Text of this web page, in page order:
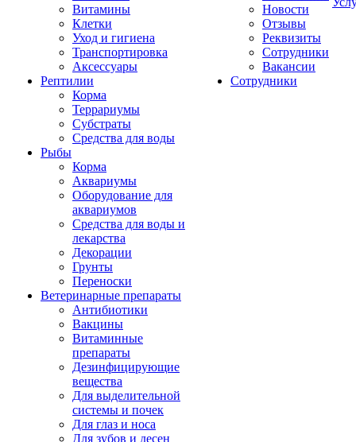
Витамины
Клетки
Уход и гигиена
Транспортировка
Аксессуары
Рептилии
Корма
Террариумы
Субстраты
Средства для воды
Рыбы
Корма
Аквариумы
Оборудование для
аквариумов
Средства для воды и
лекарства
Декорации
Грунты
Переноски
Ветеринарные препараты
Антибиотики
Вакцины
Витаминные
препараты
Дезинфицирующие
вещества
Для выделительной
системы и почек
Для глаз и носа
Для зубов и десен
Новости
Отзывы
Реквизиты
Сотрудники
Вакансии
Сотрудники